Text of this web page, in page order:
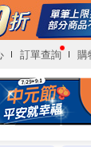
訂單查詢 購